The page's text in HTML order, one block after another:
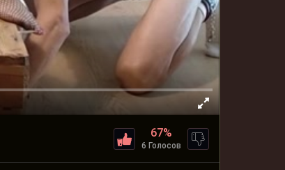
67%
6 Голосов